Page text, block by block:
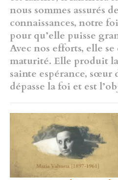
nous sommes assurés
connaissances, notre
pour qu’elle puisse
Avec nos efforts, elle se
maturité. Elle produit la
sainte espérance, sœur
dépasse la foi et est